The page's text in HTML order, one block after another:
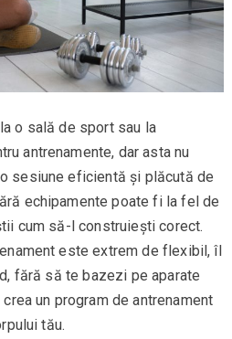
o sală de sport sau la
antrenamente, dar asta nu
sesiune eficientă și plăcută de
echipamente poate fi la fel de
cum să-l construiești corect.
este extrem de flexibil, îl
fără să te bazezi pe aparate
un program de antrenament
tău.